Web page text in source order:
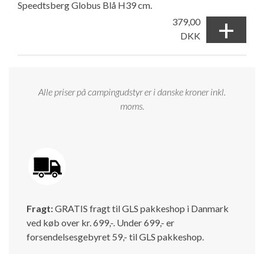
Speedtsberg Globus Blå H39 cm.
379,00
DKK
+
Alle priser på campingudstyr er i danske kroner inkl.
moms.
Fragt:GRATIS fragt til GLS pakkeshop i Danmark
ved køb over kr. 699,-. Under 699,- er
forsendelsesgebyret 59,- til GLS pakkeshop.